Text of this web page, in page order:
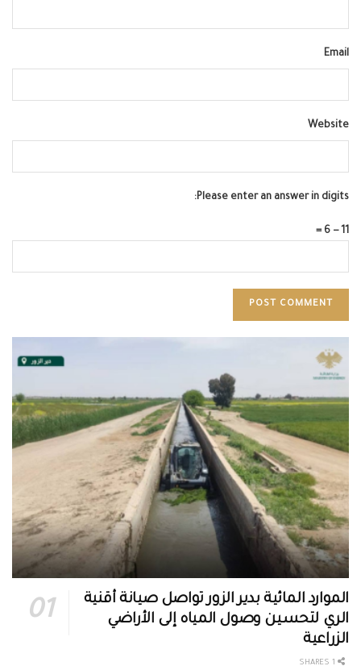
Email
Website
Please enter an answer in digits:
11 − 6 =
الموارد المائية بدير الزور تواصل صيانة أقنية
الري لتحسين وصول المياه إلى الأراضي
الزراعية